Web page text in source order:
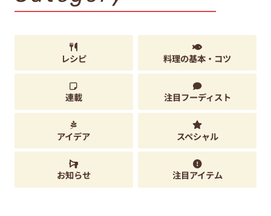
レシピ 料理の基本・コツ
連載 注目フーディスト
アイデア スペシャル
お知らせ 注目アイテム